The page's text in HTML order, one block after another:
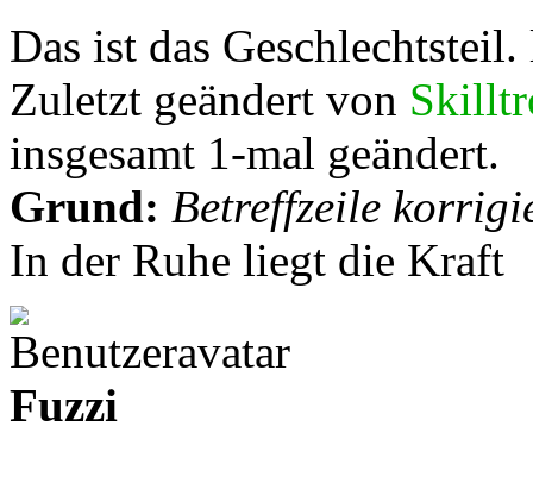
Das ist das
Zuletzt geändert von
insgesamt 1-mal geändert.
Grund: Betreffzeile
In der Ruhe liegt die Kraft
Fuzzi